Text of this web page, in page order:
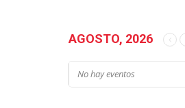
AGOSTO, 2026
No hay eventos